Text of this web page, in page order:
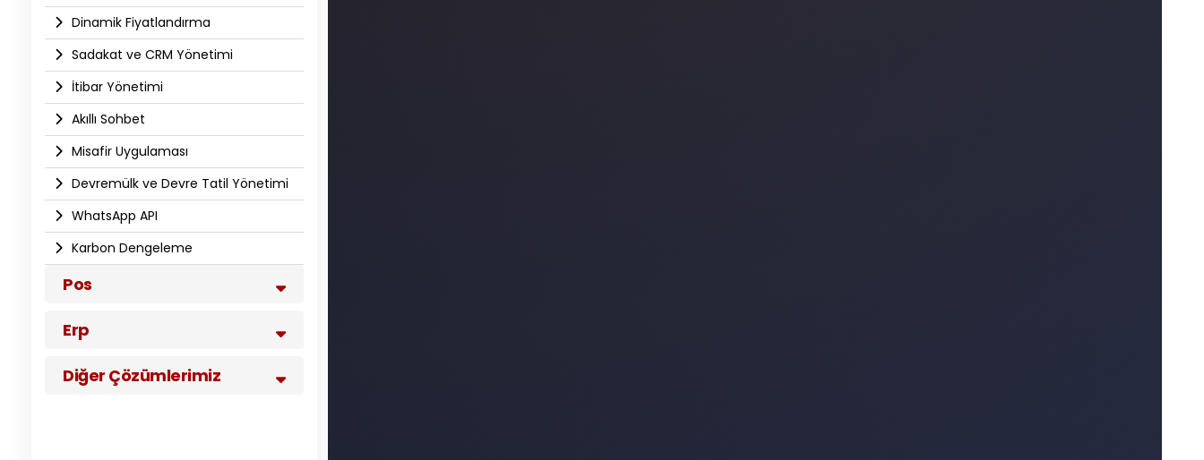
Dinamik Fiyatlandırma
Sadakat ve CRM Yönetimi
İtibar Yönetimi
Akıllı Sohbet
Misafir Uygulaması
Devremülk ve Devre Tatil Yönetimi
WhatsApp API​
Karbon Dengeleme
Pos
Erp
Diğer Çözümlerimiz